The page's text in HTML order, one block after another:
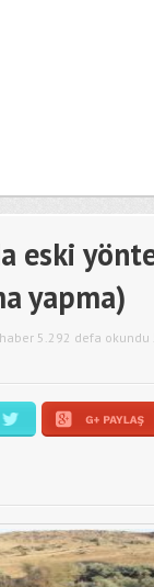
eski
yapma)
5.292 defa okundu